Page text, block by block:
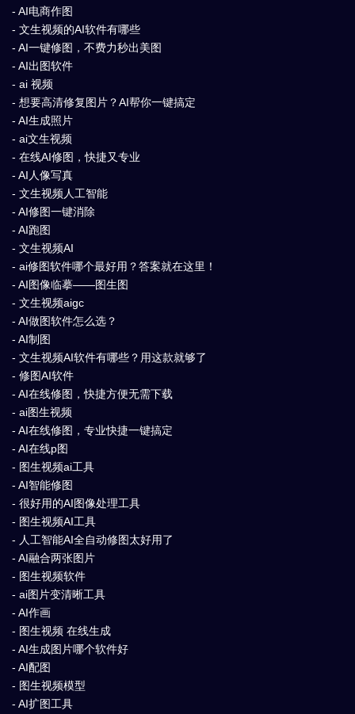
- AI电商作图
- 文生视频的AI软件有哪些
- AI一键修图，不费力秒出美图
- AI出图软件
- ai 视频
- 想要高清修复图片？AI帮你一键搞定
- AI生成照片
- ai文生视频
- 在线AI修图，快捷又专业
- AI人像写真
- 文生视频人工智能
- AI修图一键消除
- AI跑图
- 文生视频AI
- ai修图软件哪个最好用？答案就在这里！
- AI图像临摹——图生图
- 文生视频aigc
- AI做图软件怎么选？
- AI制图
- 文生视频AI软件有哪些？用这款就够了
- 修图AI软件
- AI在线修图，快捷方便无需下载
- ai图生视频
- AI在线修图，专业快捷一键搞定
- AI在线p图
- 图生视频ai工具
- AI智能修图
- 很好用的AI图像处理工具
- 图生视频AI工具
- 人工智能AI全自动修图太好用了
- AI融合两张图片
- 图生视频软件
- ai图片变清晰工具
- AI作画
- 图生视频 在线生成
- AI生成图片哪个软件好
- AI配图
- 图生视频模型
- AI扩图工具